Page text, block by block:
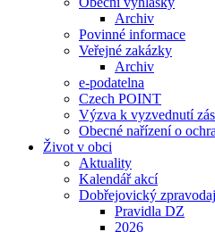
Archiv
Povinné informace
Veřejné zakázky
Archiv
e-podatelna
Czech POINT
Výzva k vyzvednutí
Obecné nařízení o
Život v obci
Aktuality
Kalendář akcí
Dobřejovický zpravodaj
Pravidla DZ
2026